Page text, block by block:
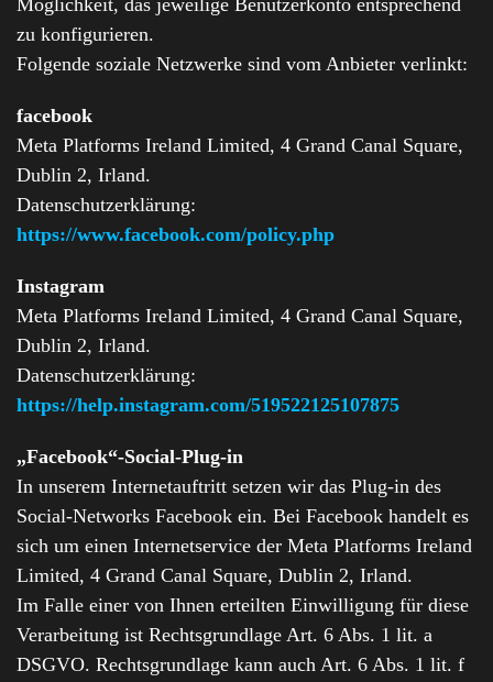
zu konfigurieren.
Folgende soziale Netzwerke sind vom Anbieter verlinkt:
facebook
Meta Platforms Ireland Limited, 4 Grand Canal Square,
Dublin 2, Irland.
Datenschutzerklärung:
https://www.facebook.com/policy.php
Instagram
Meta Platforms Ireland Limited, 4 Grand Canal Square,
Dublin 2, Irland.
Datenschutzerklärung:
https://help.instagram.com/519522125107875
„Facebook“-Social-Plug-in
In unserem Internetauftritt setzen wir das Plug-in des
Social-Networks Facebook ein. Bei Facebook handelt es
sich um einen Internetservice der Meta Platforms Ireland
Limited, 4 Grand Canal Square, Dublin 2, Irland.
Im Falle einer von Ihnen erteilten Einwilligung für diese
Verarbeitung ist Rechtsgrundlage Art. 6 Abs. 1 lit. a
DSGVO. Rechtsgrundlage kann auch Art. 6 Abs. 1 lit. f